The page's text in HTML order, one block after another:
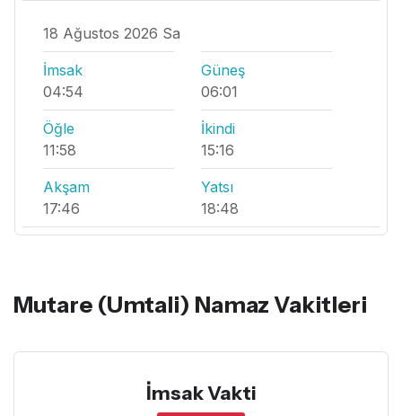
18 Ağustos 2026 Sa
İmsak
04:54
Güneş
06:01
Öğle
11:58
İkindi
15:16
Akşam
17:46
Yatsı
18:48
Mutare (Umtali) Namaz Vakitleri
İmsak Vakti